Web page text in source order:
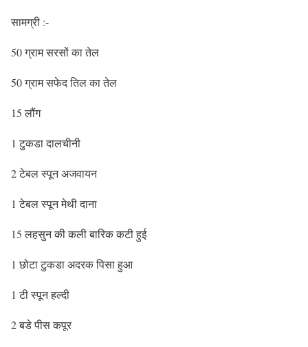
सामग्री :-
50 ग्राम सरसों का तेल
50 ग्राम सफेद तिल का तेल
15 लौंग
1 टुकडा दालचीनी
2 टेबल स्पून अजवायन
1 टेबल स्पून मेथी दाना
15 लहसुन की कली बारिक कटी हुई
1 छोटा टुकडा अदरक पिसा हुआ
1 टी स्पून हल्दी
2 बडे पीस कपूर